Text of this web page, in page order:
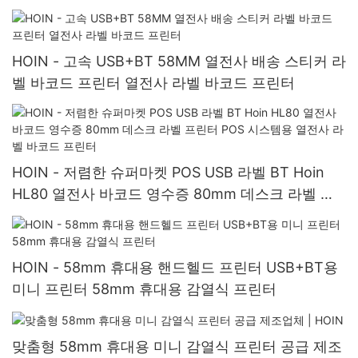
열 바코드 프린터
HOIN - 고속 USB+BT 58MM 열전사 배송 스티커 라
벨 바코드 프린터 열전사 라벨 바코드 프린터
HOIN - 저렴한 슈퍼마켓 POS USB 라벨 BT Hoin
HL80 열전사 바코드 영수증 80mm 데스크 라벨 프
린터 POS 시스템용 열전사 라벨 바코드 프린터
HOIN - 58mm 휴대용 핸드헬드 프린터 USB+BT용
미니 프린터 58mm 휴대용 감열식 프린터
맞춤형 58mm 휴대용 미니 감열식 프린터 공급 제조